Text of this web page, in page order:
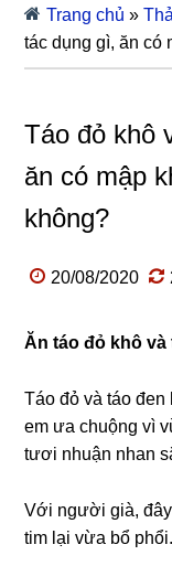
Trang chủ »
tác dụng gì, ăn có
Táo đỏ khô
ăn có mập
không?
20/08/2020
Ăn táo đỏ khô
Táo đỏ và táo
em ưa chuộng vì
tươi nhuận nhan
Với người già,
tim lại vừa bổ phổi.